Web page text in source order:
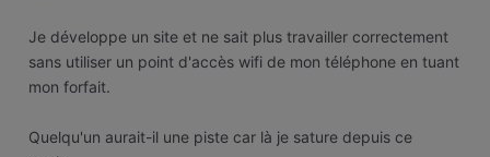
Je développe un site et ne sait plus travailler correctement
sans utiliser un point d'accès wifi de mon téléphone en tuant
mon forfait.
Quelqu'un aurait-il une piste car là je sature depuis ce